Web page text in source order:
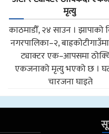
मृत्यु
काठमाडौँ, २४ साउन । झापाको
नगरपालिका–२,
ट्याक्टर एक–आपसमा
एकजनाको मृत्यु भएको छ ।
चारजना घाइते